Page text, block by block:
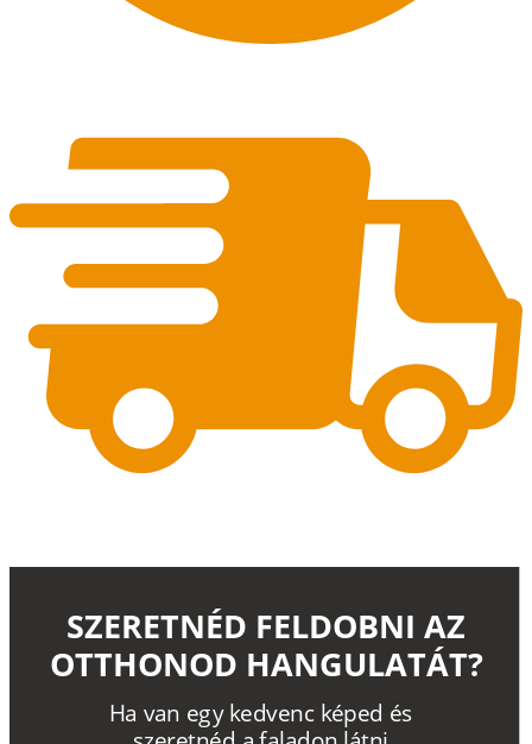
Ha van egy kedvenc képed és
SZERETNÉD FELDOBNI AZ
OTTHONOD HANGULATÁT?